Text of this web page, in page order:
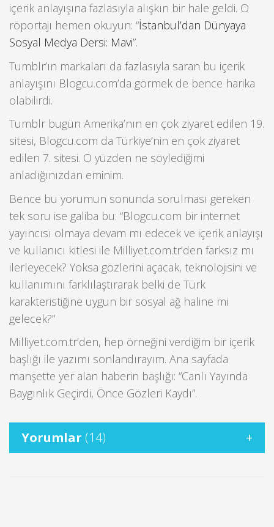
içerik anlayışına fazlasıyla alışkın bir hale geldi. O
röportajı hemen okuyun: “İstanbul’dan Dünyaya
Sosyal Medya Dersi: Mavi”.
Tumblr’ın markaları da fazlasıyla saran bu içerik
anlayışını Blogcu.com’da görmek de bence harika
olabilirdi.
Tumblr bugün Amerika’nın en çok ziyaret edilen 19.
sitesi, Blogcu.com da Türkiye’nin en çok ziyaret
edilen 7. sitesi. O yüzden ne söylediğimi
anladığınızdan eminim.
Bence bu yorumun sonunda sorulması gereken
tek soru ise galiba bu: “Blogcu.com bir internet
yayıncısı olmaya devam mı edecek ve içerik anlayışı
ve kullanıcı kitlesi ile Milliyet.com.tr’den farksız mı
ilerleyecek? Yoksa gözlerini açacak, teknolojisini ve
kullanımını farklılaştırarak belki de Türk
karakteristiğine uygun bir sosyal ağ haline mi
gelecek?”
Milliyet.com.tr’den, hep örneğini verdiğim bir içerik
başlığı ile yazımı sonlandırayım. Ana sayfada
manşette yer alan haberin başlığı: “Canlı Yayında
Baygınlık Geçirdi, Önce Gözleri Kaydı”.
Yorumlar (14)